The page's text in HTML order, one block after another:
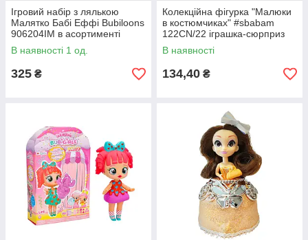
Ігровий набір з лялькою
Малятко Бабі Еффі Bubiloons
906204IM в асортименті
В наявності 1 од.
325 ₴
Колекційна фігурка "Малюки
в костюмчиках" #sbabam
122CN/22 іграшка-сюрприз
В наявності
134,40 ₴